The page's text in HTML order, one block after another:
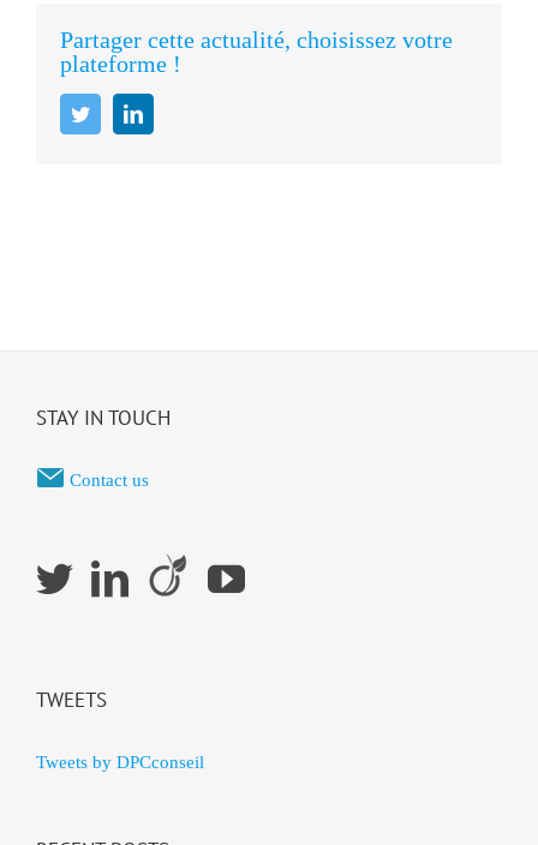
Partager cette actualité, choisissez votre
plateforme !
TwitterLinkedIn
STAY IN TOUCH
Contact us
TWEETS
Tweets by DPCconseil